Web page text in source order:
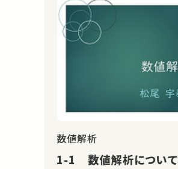
数値解析
1-1 数値解析について